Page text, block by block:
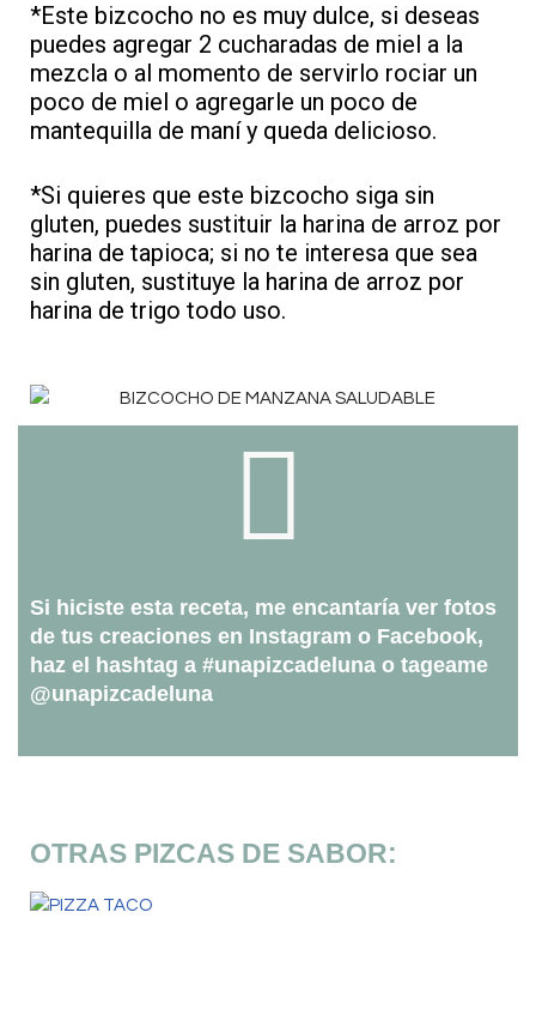
*Este bizcocho no es muy dulce, si deseas
puedes agregar 2 cucharadas de miel a la
mezcla o al momento de servirlo rociar un
poco de miel o agregarle un poco de
mantequilla de maní y queda delicioso.
*Si quieres que este bizcocho siga sin
gluten, puedes sustituir la harina de arroz por
harina de tapioca; si no te interesa que sea
sin gluten, sustituye la harina de arroz por
harina de trigo todo uso.
Si hiciste esta receta, me encantaría ver fotos
de tus creaciones en Instagram o Facebook,
haz el hashtag a #unapizcadeluna o tageame
@unapizcadeluna
OTRAS PIZCAS DE SABOR: